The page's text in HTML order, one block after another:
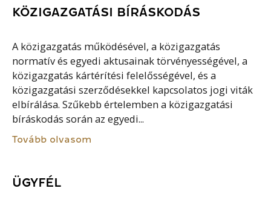
KÖZIGAZGATÁSI BÍRÁSKODÁS
A közigazgatás működésével, a közigazgatás
normatív és egyedi aktusainak törvényességével, a
közigazgatás kártérítési felelősségével, és a
közigazgatási szerződésekkel kapcsolatos jogi viták
elbírálása. Szűkebb értelemben a közigazgatási
bíráskodás során az egyedi...
Tovább olvasom
ÜGYFÉL